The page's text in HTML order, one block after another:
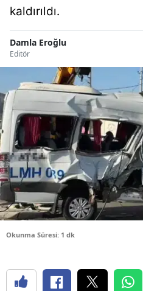
kaldırıldı.
Damla Eroğlu
Editör
Okunma Süresi: 1 dk